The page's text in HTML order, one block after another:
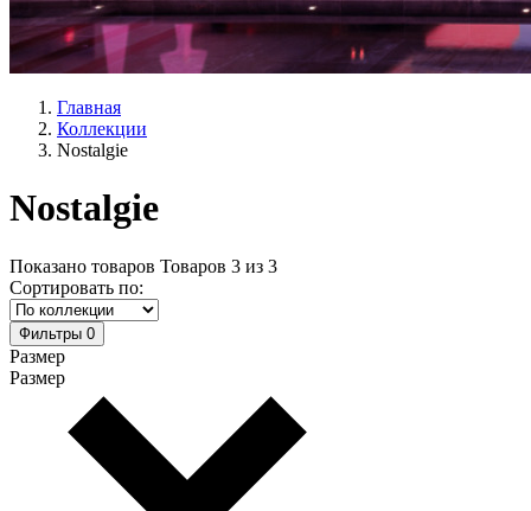
Главная
Коллекции
Nostalgie
Nostalgie
Показано товаров Товаров 3 из 3
Сортировать по:
Фильтры 0
Размер
Размер